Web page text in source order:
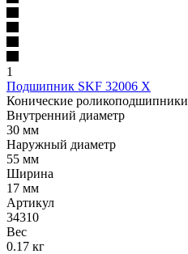
1
Подшипник SKF 32006 X
Конические роликоподшипники
Внутренний диаметр
30 мм
Наружный диаметр
55 мм
Ширина
17 мм
Артикул
34310
Вес
0.17 кг